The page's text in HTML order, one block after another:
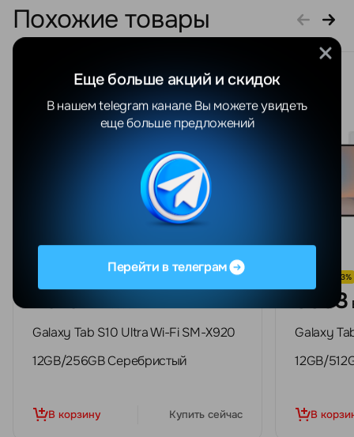
Похожие товары
2919
Galaxy Tab S10 Ultra Wi-Fi SM-X920
12GB/256GB Серебристый
В корзину Купить сейчас
СКИДКА -23%
3393
Galaxy
12GB/
В
Перейти в телеграм
Еще больше акций и скидок
В нашем telegram канале Вы можете увидеть
еще больше предложений